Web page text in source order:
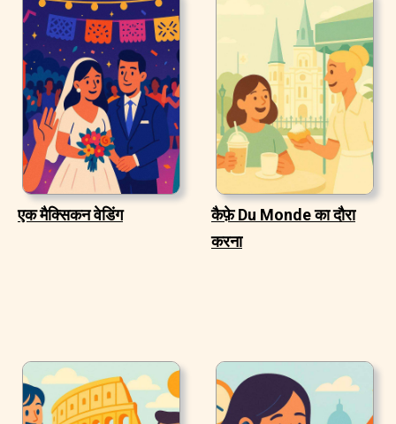
एक मैक्सिकन वेडिंग
कैफ़े Du Monde का दौरा
करना